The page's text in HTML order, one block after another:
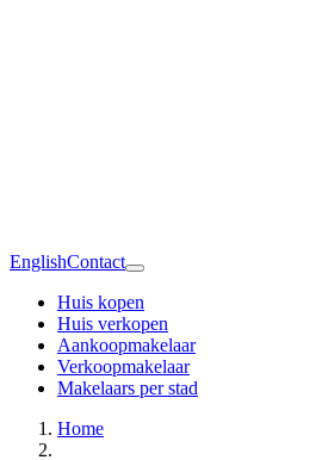
EnglishContact
Huis kopen
Huis verkopen
Aankoopmakelaar
Verkoopmakelaar
Makelaars per stad
Home